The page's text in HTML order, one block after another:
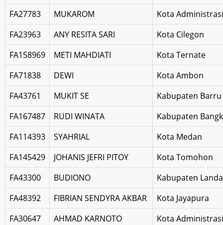
FA27783
MUKAROM
Kota
FA23963
ANY RESITA SARI
Kota Cilegon
FA158969
METI MAHDIATI
Kota Ternate
FA71838
DEWI
Kota Ambon
FA43761
MUKIT SE
Kabupaten Barru
FA167487
RUDI WINATA
Kabupaten
FA114393
SYAHRIAL
Kota Medan
FA145429
JOHANIS JEFRI PITOY
Kota Tomohon
FA43300
BUDIONO
Kabupaten
FA48392
FIBRIAN SENDYRA AKBAR
Kota Jayapura
FA30647
AHMAD KARNOTO
Kota